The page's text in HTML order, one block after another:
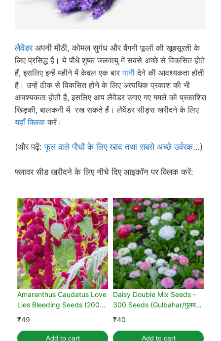
लैवेंडरअपनी मीठी, कोमल सुगंध औरबैंगनी फूलों की खूबसूरती के
लिए प्रसिद्ध है। ये पौधे शुष्क जलवायु में सबसे अच्छे से विकसित होते
हैं, इसलिए इन्हें महीने में केवल एक बारपानी देने की आवश्यकता होती
है। उन्हें ठीक से विकसित होने के लिए अत्यधिक प्रकाश की भी
आवश्यकता होती है, इसलिए आप लैवेंडर उगाए गए गमले को प्रकाशित
खिड़की, बालकनी में रख सकते हैं। लैवेंडर सीड्स खरीदने के लिए
यहाँ क्लिककरें।
(और पढ़ें:फूल वाले पौधों के लिए खाद तथा सबसे अच्छे उर्वरक…)
फ्लावर सीड खरीदने के लिए नीचे दिए आइकॉन पर क्लिक करें:
Amaranthus Caudatus Love
Lies Bleeding Seeds (200
Seeds)
₹49
Add to cart
Daisy Double Mix Seeds -
300 Seeds (Gulbahar/गुलबहार
का बीज)
₹40
Add to cart